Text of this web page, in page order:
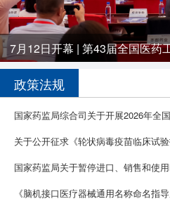
7月12日开幕 | 第43届全国医药
政策法规